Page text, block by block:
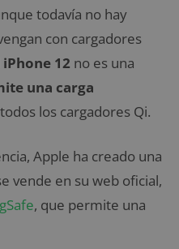
todavía no hay
con cargadores
iPhone 12 no es una
una carga
los cargadores Qi.
Apple ha creado una
vende en su web oficial,
, que permite una